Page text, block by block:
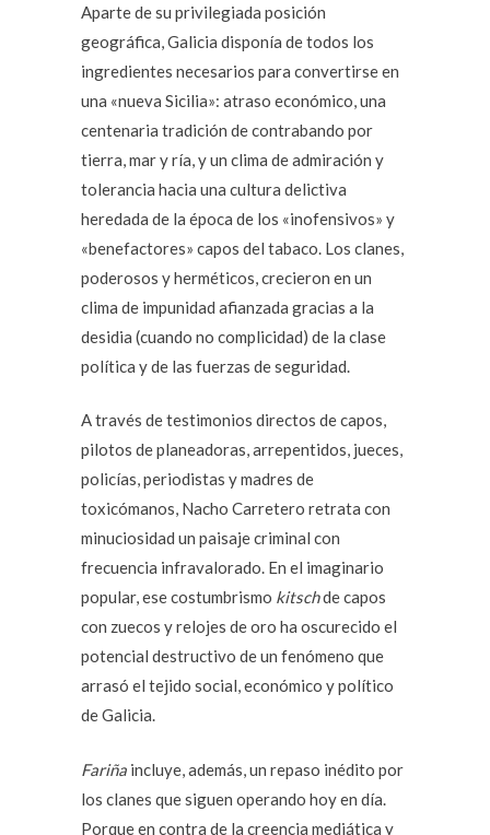
Aparte de su privilegiada posición
geográfica, Galicia disponía de todos los
ingredientes necesarios para convertirse en
una «nueva Sicilia»: atraso económico, una
centenaria tradición de contrabando por
tierra, mar y ría, y un clima de admiración y
tolerancia hacia una cultura delictiva
heredada de la época de los «inofensivos» y
«benefactores» capos del tabaco. Los clanes,
poderosos y herméticos, crecieron en un
clima de impunidad afianzada gracias a la
desidia (cuando no complicidad) de la clase
política y de las fuerzas de seguridad.
A través de testimonios directos de capos,
pilotos de planeadoras, arrepentidos, jueces,
policías, periodistas y madres de
toxicómanos, Nacho Carretero retrata con
minuciosidad un paisaje criminal con
frecuencia infravalorado. En el imaginario
popular, ese costumbrismo kitschde capos
con zuecos y relojes de oro ha oscurecido el
potencial destructivo de un fenómeno que
arrasó el tejido social, económico y político
de Galicia.
Fariña incluye, además, un repaso inédito por
los clanes que siguen operando hoy en día.
Porque en contra de la creencia mediática y